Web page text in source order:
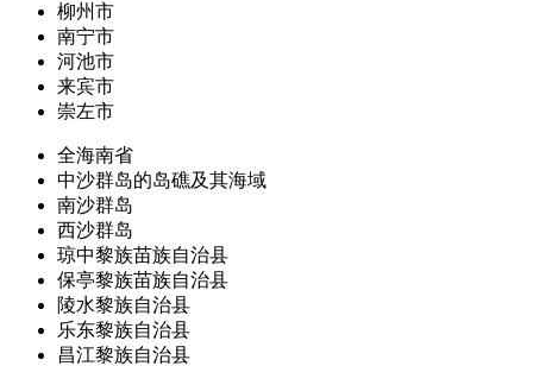
柳州市
南宁市
河池市
来宾市
崇左市
全海南省
中沙群岛的岛礁及其海域
南沙群岛
西沙群岛
琼中黎族苗族自治县
保亭黎族苗族自治县
陵水黎族自治县
乐东黎族自治县
昌江黎族自治县